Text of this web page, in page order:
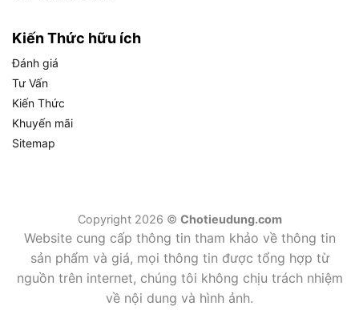
cách GLM 400
Ngoài ra, để đảm bảo máy đo khoảng cách GLM
400 hoạt động bền bỉ và hiệu quả, bạn cần chú ý:
Tránh hướng tia laser vào mắt người để đảm
bảo an toàn.
Không dùng máy trong môi trường quá ẩm
hoặc ngập nước vượt mức IP54.
Tháo pin nếu không sử dụng lâu để tránh rò rỉ
và hỏng máy.
Kiến Thức hữu ích
Đánh giá
Tư Vấn
Kiến Thức
Khuyến mãi
Sitemap
Copyright 2026 © Chotieudung.com
Website cung cấp thông tin tham khảo về thông tin
sản phẩm và giá, mọi thông tin được tổng hợp từ
nguồn trên internet, chúng tôi không chịu trách nhiệm
về nội dung và hình ảnh.